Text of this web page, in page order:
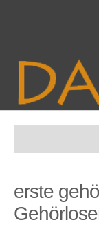
Mitarbeit
erste